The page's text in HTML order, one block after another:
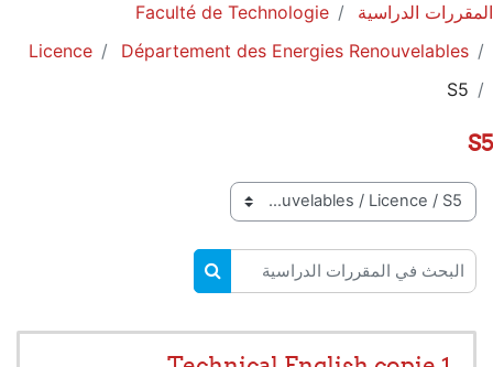
المقررات الدراسية
Faculté de Technologie
Département des Energies Renouvelables
Licence
S5
S5
تصنيفات المقررات
البحث في المقررات الدراسية
البحث في المقررات الدراسية